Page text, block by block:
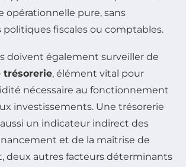
opérationnelle pure, sans
politiques fiscales ou comptables.
doivent également surveiller de
trésorerie, élément vital pour
nécessaire au fonctionnement
investissements. Une trésorerie
un indicateur indirect des
et de la maîtrise de
deux autres facteurs déterminants